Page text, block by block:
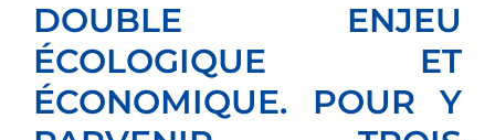
DOUBLE ENJEU
ÉCOLOGIQUE ET
ÉCONOMIQUE. POUR Y